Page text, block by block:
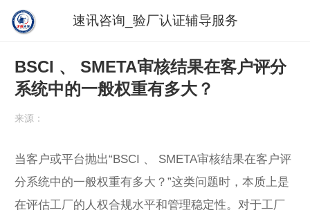
速讯咨询_验厂认证辅导服务
BSCI 、 SMETA审核结果在客户评分
系统中的一般权重有多大？
来源：
当客户或平台抛出“BSCI 、 SMETA审核结果在客户评
分系统中的一般权重有多大？”这类问题时，本质上是
在评估工厂的人权合规水平和管理稳定性。对于工厂